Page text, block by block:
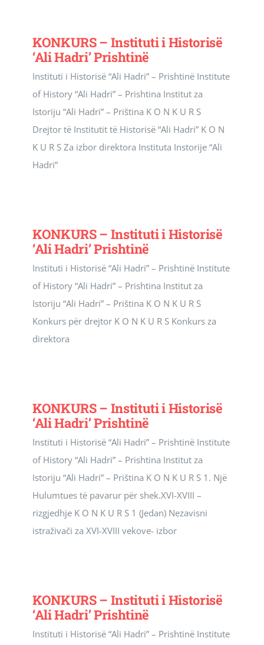
KONKURS – Instituti i Historisë
‘Ali Hadri’ Prishtinë
Instituti i Historisë “Ali Hadri” – Prishtinë Institute
of History “Ali Hadri” – Prishtina Institut za
Istoriju “Ali Hadri” – Priština K O N K U R S
Drejtor të Institutit të Historisë “Ali Hadri” K O N
K U R S Za izbor direktora Instituta Instorije “Ali
Hadri”
KONKURS – Instituti i Historisë
‘Ali Hadri’ Prishtinë
Instituti i Historisë “Ali Hadri” – Prishtinë Institute
of History “Ali Hadri” – Prishtina Institut za
Istoriju “Ali Hadri” – Priština K O N K U R S
Konkurs për drejtor K O N K U R S Konkurs za
direktora
KONKURS – Instituti i Historisë
‘Ali Hadri’ Prishtinë
Instituti i Historisë “Ali Hadri” – Prishtinë Institute
of History “Ali Hadri” – Prishtina Institut za
Istoriju “Ali Hadri” – Priština K O N K U R S 1. Një
Hulumtues të pavarur për shek.XVI-XVIII –
rizgjedhje K O N K U R S 1 (Jedan) Nezavisni
istraživači za XVI-XVIII vekove- izbor
KONKURS – Instituti i Historisë
‘Ali Hadri’ Prishtinë
Instituti i Historisë “Ali Hadri” – Prishtinë Institute